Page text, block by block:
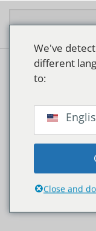
/ Produkt
G24d-1
Einzelnes
We've
different
to:
Close and